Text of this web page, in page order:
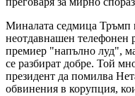
Миналата седмица Тръмп
неотдавнашен телефонен
премиер "напълно луд",
се разбират добре. Той
президент да помилва
обвинения в корупция,